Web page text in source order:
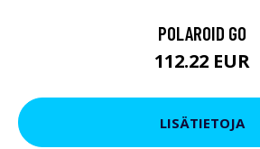
POLAROID GO
112.22 EUR
LISÄTIETOJA